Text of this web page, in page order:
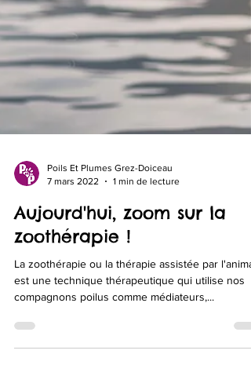
Poils Et Plumes Grez-Doiceau
7 mars 2022
1 min de lecture
Aujourd'hui, zoom sur la
zoothérapie !
La zoothérapie ou la thérapie assistée par l'animal
est une technique thérapeutique qui utilise nos